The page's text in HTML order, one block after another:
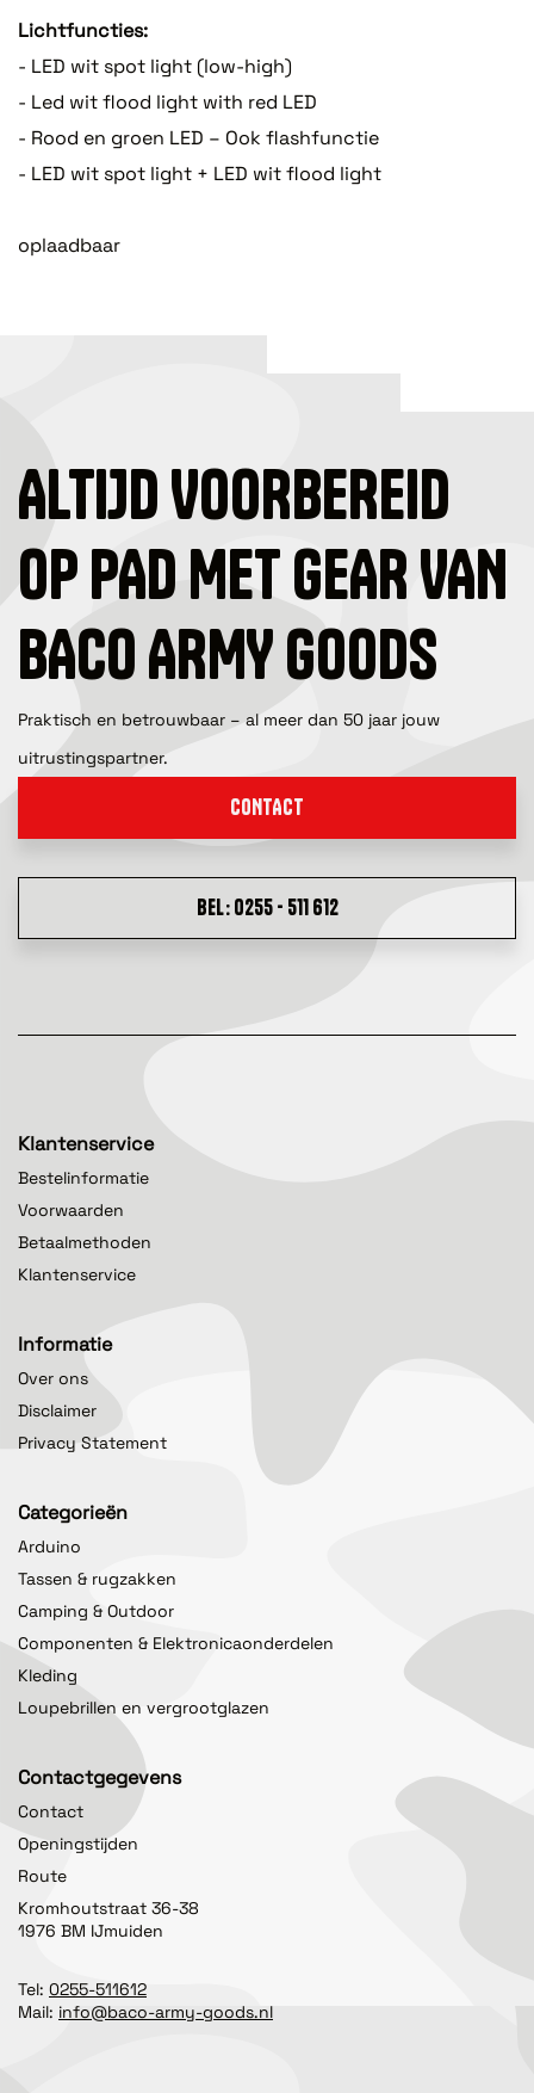
Lichtfuncties:
- LED wit spot light (low-high)
- Led wit flood light with red LED
- Rood en groen LED – Ook flashfunctie
- LED wit spot light + LED wit flood light
oplaadbaar
ALTIJD VOORBEREID
OP PAD MET GEAR VAN
BACO ARMY GOODS
Praktisch en betrouwbaar – al meer dan 50 jaar jouw
uitrustingspartner.
CONTACT
BEL: 0255 - 511 612
Klantenservice
Bestelinformatie
Voorwaarden
Betaalmethoden
Klantenservice
Informatie
Over ons
Disclaimer
Privacy Statement
Categorieën
Arduino
Tassen & rugzakken
Camping & Outdoor
Componenten & Elektronicaonderdelen
Kleding
Loupebrillen en vergrootglazen
Contactgegevens
Contact
Openingstijden
Route
Kromhoutstraat 36-38
1976 BM IJmuiden
Tel: 0255-511612
Mail: info@baco-army-goods.nl